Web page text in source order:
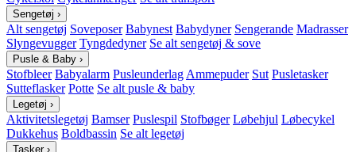
Sengetøj ›
Alt sengetøj Soveposer Babynest Babydyner Sengerande Madrasser
Slyngevugger Tyngdedyner Se alt sengetøj & sove
Pusle & Baby ›
Stofbleer Babyalarm Pusleunderlag Ammepuder Sut Pusletasker
Sutteflasker Potte Se alt pusle & baby
Legetøj ›
Aktivitetslegetøj Bamser Puslespil Stofbøger Løbehjul Løbecykel
Dukkehus Boldbassin Se alt legetøj
Tasker ›